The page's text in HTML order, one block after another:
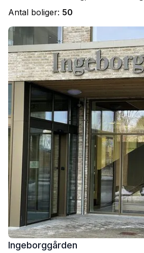
Antal boliger: 50
Ingeborggården